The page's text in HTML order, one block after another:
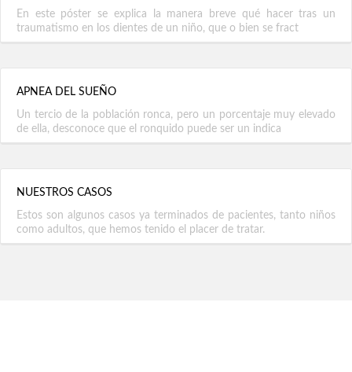
En este póster se explica la manera breve qué hacer tras un
traumatismo en los dientes de un niño, que o bien se fract
APNEA DEL SUEÑO
Un tercio de la población ronca, pero un porcentaje muy elevado
de ella, desconoce que el ronquido puede ser un indica
NUESTROS CASOS
Estos son algunos casos ya terminados de pacientes, tanto niños
como adultos, que hemos tenido el placer de tratar.